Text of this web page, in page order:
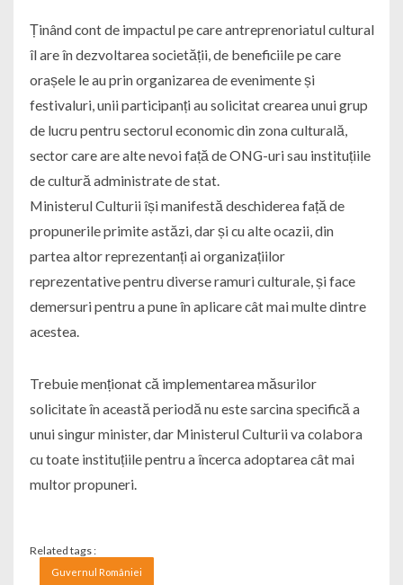
Ținând cont de impactul pe care antreprenoriatul cultural
îl are în dezvoltarea societății, de beneficiile pe care
orașele le au prin organizarea de evenimente și
festivaluri, unii participanți au solicitat crearea unui grup
de lucru pentru sectorul economic din zona culturală,
sector care are alte nevoi față de ONG-uri sau instituțiile
de cultură administrate de stat.
Ministerul Culturii își manifestă deschiderea față de
propunerile primite astăzi, dar și cu alte ocazii, din
partea altor reprezentanți ai organizațiilor
reprezentative pentru diverse ramuri culturale, și face
demersuri pentru a pune în aplicare cât mai multe dintre
acestea.
Trebuie menționat că implementarea măsurilor
solicitate în această periodă nu este sarcina specifică a
unui singur minister, dar Ministerul Culturii va colabora
cu toate instituțiile pentru a încerca adoptarea cât mai
multor propuneri.
Related tags :
Guvernul României